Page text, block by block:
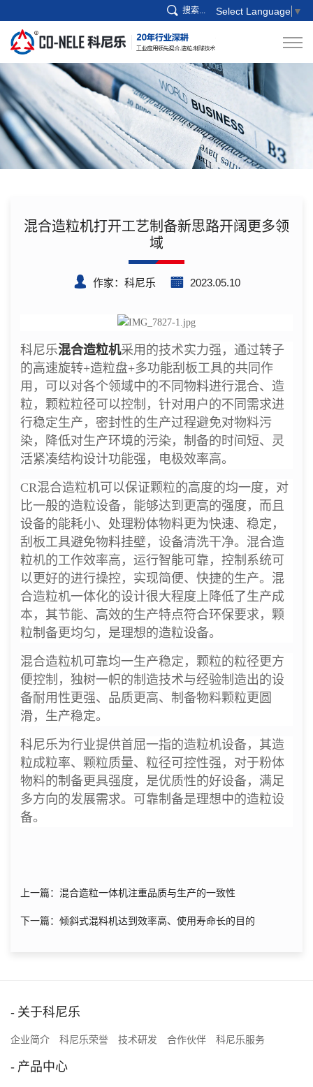
搜索... Select Language ▼
混合造粒机打开工艺制备新思路开阔更多领
域
作家：科尼乐 2023.05.10
科尼乐混合造粒机采用的技术实力强，通过转子
的高速旋转+造粒盘+多功能刮板工具的共同作
用，可以对各个领域中的不同物料进行混合、造
粒，颗粒粒径可以控制，针对用户的不同需求进
行稳定生产，密封性的生产过程避免对物料污
染，降低对生产环境的污染，制备的时间短、灵
活紧凑结构设计功能强，电极效率高。
CR混合造粒机可以保证颗粒的高度的均一度，对
比一般的造粒设备，能够达到更高的强度，而且
设备的能耗小、处理粉体物料更为快速、稳定，
刮板工具避免物料挂壁，设备清洗干净。混合造
粒机的工作效率高，运行智能可靠，控制系统可
以更好的进行操控，实现简便、快捷的生产。混
合造粒机一体化的设计很大程度上降低了生产成
本，其节能、高效的生产特点符合环保要求，颗
粒制备更均匀，是理想的造粒设备。
混合造粒机可靠均一生产稳定，颗粒的粒径更方
便控制，独树一帜的制造技术与经验制造出的设
备耐用性更强、品质更高、制备物料颗粒更圆
滑，生产稳定。
科尼乐为行业提供首屈一指的造粒机设备，其造
粒成粒率、颗粒质量、粒径可控性强，对于粉体
物料的制备更具强度，是优质性的好设备，满足
多方向的发展需求。可靠制备是理想中的造粒设
备。
上一篇：混合造粒一体机注重品质与生产的一致性
下一篇：倾斜式混料机达到效率高、使用寿命长的目的
关于科尼乐
企业简介 科尼乐荣誉 技术研发 合作伙伴 科尼乐服务
产品中心